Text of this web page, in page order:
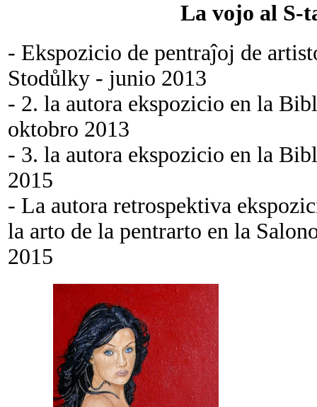
La vojo al S-
- Ekspozicio de pentraĵoj de
Stodůlky - junio 2013
- 2. la autora ekspozicio en la
oktobro 2013
- 3. la autora ekspozicio en la
2015
- La autora retrospektiva
la arto de la pentrarto en la
2015